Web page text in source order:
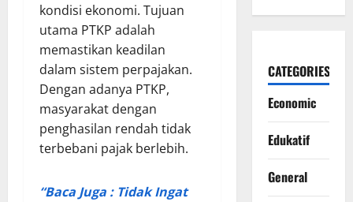
kondisi ekonomi. Tujuan
utama PTKP adalah
memastikan keadilan
dalam sistem perpajakan.
Dengan adanya PTKP,
masyarakat dengan
penghasilan rendah tidak
terbebani pajak berlebih.
“Baca Juga : Tidak Ingat
CATEGORIES
Economic
Edukatif
General